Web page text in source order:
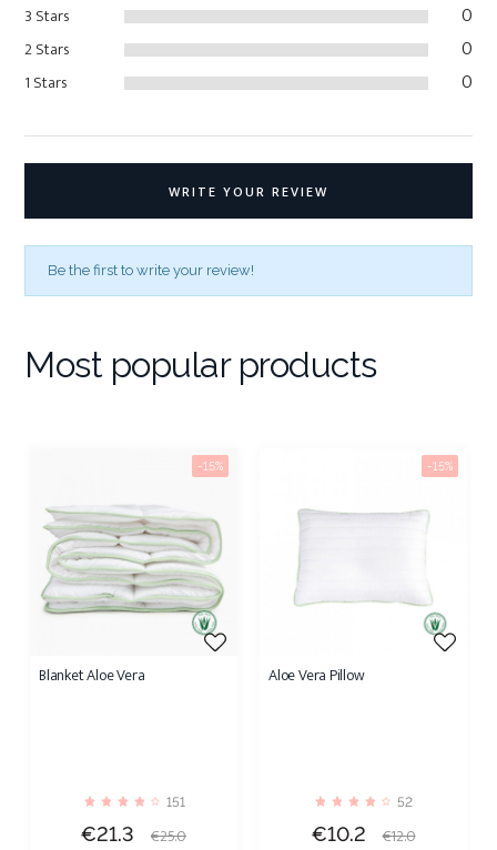
3 Stars 0
2 Stars 0
1 Stars 0
WRITE YOUR REVIEW
Be the first to write your review!
Most popular products
Blanket Aloe Vera
151
Price
€21.3
Regular
€25.0
-15%
Aloe Vera Pillow
52
Price
€10.2
Regular
€12.0
-15%